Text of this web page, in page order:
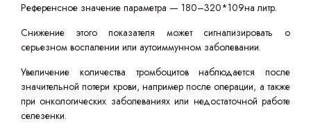
Референсное значение параметра — 180–320*109на литр.
Снижение этого показателя может сигнализировать о
серьезном воспалении или аутоиммунном заболевании.
Увеличение количества тромбоцитов наблюдается после
значительной потери крови, например после операции, а также
при онкологических заболеваниях или недостаточной работе
селезенки.